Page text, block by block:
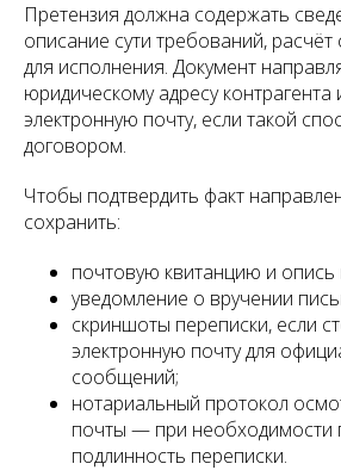
Претензия должна содержать
описание сути требований,
для исполнения. Документ
юридическому адресу контрагента
электронную почту, если такой
договором.
Чтобы подтвердить факт
сохранить:
почтовую квитанцию и опись
уведомление о вручении
скриншоты переписки, если
электронную почту для
сообщений;
нотариальный протокол
почты — при необходимости
подлинность переписки.